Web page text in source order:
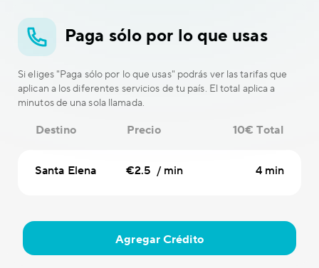
Paga sólo por lo que usas
Si eliges "Paga sólo por lo que usas" podrás ver las tarifas que
aplican a los diferentes servicios de tu país. El total aplica a
minutos de una sola llamada.
Destino Precio 10€ Total
Santa Elena €2.5 / min 4 min
Agregar Crédito